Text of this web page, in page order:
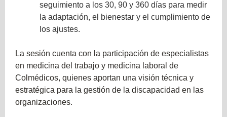
seguimiento a los 30, 90 y 360 días para medir
la adaptación, el bienestar y el cumplimiento de
los ajustes.
La sesión cuenta con la participación de especialistas
en medicina del trabajo y medicina laboral de
Colmédicos, quienes aportan una visión técnica y
estratégica para la gestión de la discapacidad en las
organizaciones.